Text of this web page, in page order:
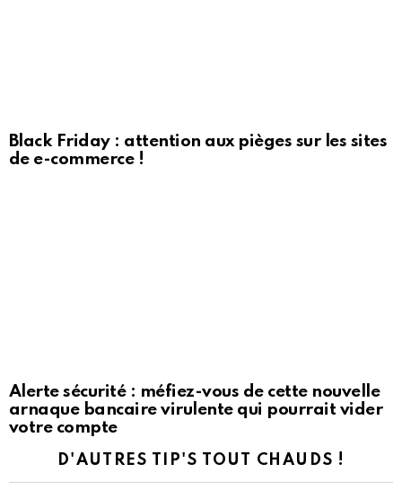
Black Friday : attention aux pièges sur les sites
de e-commerce !
Alerte sécurité : méfiez-vous de cette nouvelle
arnaque bancaire virulente qui pourrait vider
votre compte
D'AUTRES TIP'S TOUT CHAUDS !